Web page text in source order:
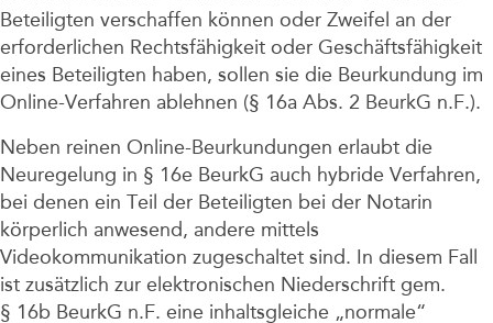
Beteiligten verschaffen können oder Zweifel an der
erforderlichen Rechtsfähigkeit oder Geschäftsfähigkeit
eines Beteiligten haben, sollen sie die Beurkundung im
Online-Verfahren ablehnen (§ 16a Abs. 2 BeurkG n.F.).
Neben reinen Online-Beurkundungen erlaubt die
Neuregelung in § 16e BeurkG auch hybride Verfahren,
bei denen ein Teil der Beteiligten bei der Notarin
körperlich anwesend, andere mittels
Videokommunikation zugeschaltet sind. In diesem Fall
ist zusätzlich zur elektronischen Niederschrift gem.
§ 16b BeurkG n.F. eine inhaltsgleiche „normale“